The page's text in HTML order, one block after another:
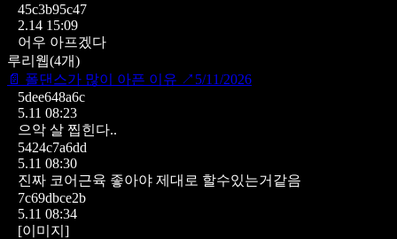
45c3b95c47
2.14 15:09
어우 아프겠다
루리웹(4개)
📄 폴댄스가 많이 아픈 이유 ↗ 5/11/2026
5dee648a6c
5.11 08:23
으악 살 찝힌다..
5424c7a6dd
5.11 08:30
진짜 코어근육 좋아야 제대로 할수있는거같음
7c69dbce2b
5.11 08:34
[이미지]